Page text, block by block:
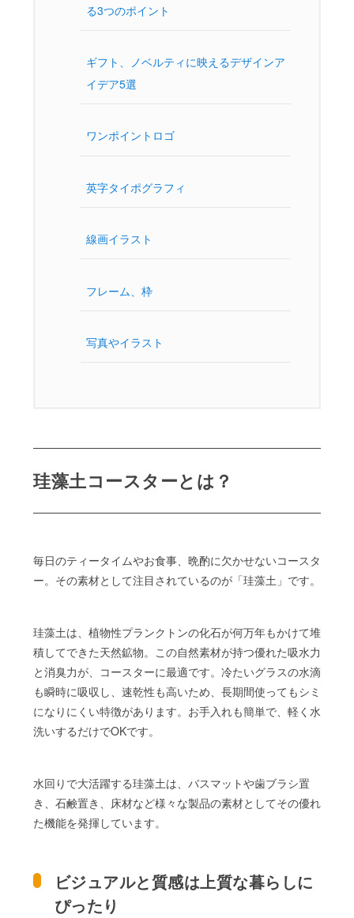
る3つのポイント
ギフト、ノベルティに映えるデザインア
イデア5選
ワンポイントロゴ
英字タイポグラフィ
線画イラスト
フレーム、枠
写真やイラスト
珪藻土コースターとは？
毎日のティータイムやお食事、晩酌に欠かせないコースタ
ー。その素材として注目されているのが「珪藻土」です。
珪藻土は、植物性プランクトンの化石が何万年もかけて堆
積してできた天然鉱物。この自然素材が持つ優れた吸水力
と消臭力が、コースターに最適です。冷たいグラスの水滴
も瞬時に吸収し、速乾性も高いため、長期間使ってもシミ
になりにくい特徴があります。お手入れも簡単で、軽く水
洗いするだけでOKです。
水回りで大活躍する珪藻土は、バスマットや歯ブラシ置
き、石鹸置き、床材など様々な製品の素材としてその優れ
た機能を発揮しています。
ビジュアルと質感は上質な暮らしに
ぴったり